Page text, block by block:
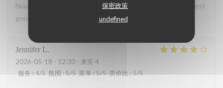
保密政策
undefined
Nous avons encore passé un très bon moment. La cuisine est
gouteuse et généreuse. A refaire.
Jennifer L
2026-05-18 - 12:30 - 来宾 4
服务 :4/5 氛围: 5/5 菜单: 5/5 质价比: 5/5